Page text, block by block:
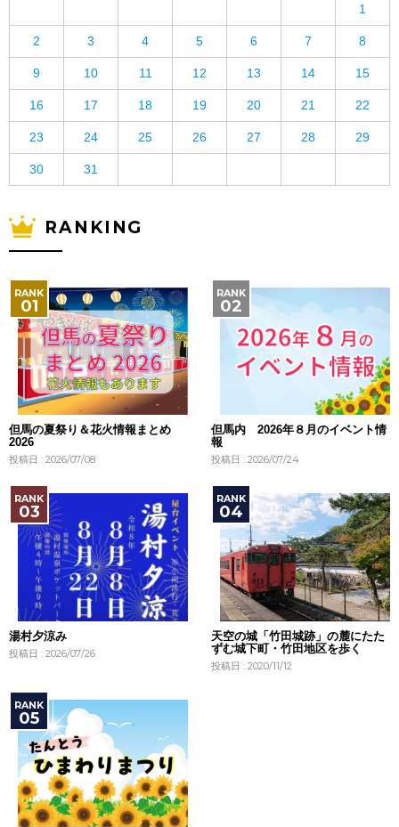
1
2 3 4 5 6 7 8
9 10 11 12 13 14 15
16 17 18 19 20 21 22
23 24 25 26 27 28 29
30 31
RANKING
但馬の夏祭り＆花火情報まとめ
2026
投稿日 : 2026/07/08
但馬内 2026年８月のイベント情
報
投稿日 : 2026/07/24
湯村夕涼み
投稿日 : 2026/07/26
天空の城「竹田城跡」の麓にたた
ずむ城下町・竹田地区を歩く
投稿日 : 2020/11/12